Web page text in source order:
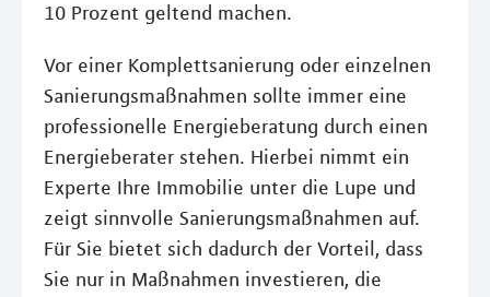
10 Prozent geltend machen.
Vor einer Komplettsanierung oder einzelnen
Sanierungsmaßnahmen sollte immer eine
professionelle Energieberatung durch einen
Energieberater stehen. Hierbei nimmt ein
Experte Ihre Immobilie unter die Lupe und
zeigt sinnvolle Sanierungsmaßnahmen auf.
Für Sie bietet sich dadurch der Vorteil, dass
Sie nur in Maßnahmen investieren, die